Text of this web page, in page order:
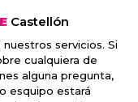
Castellón
servicios. Si
cualquiera de
alguna pregunta,
esquipo estará